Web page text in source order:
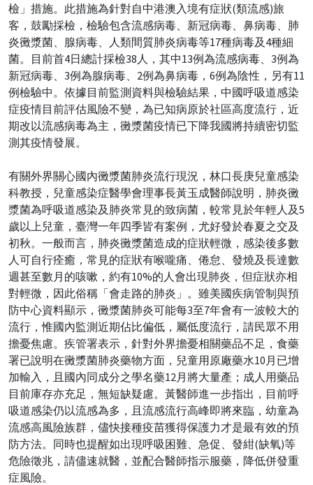
檢」措施。此措施為針對自中港澳入境有症狀(類流感)旅
客，鼓勵採檢，檢驗包含流感病毒、新冠病毒、鼻病毒、肺
炎黴漿菌、腺病毒、人類間質肺炎病毒等17種病毒及4種細
菌。目前首4日總計採檢38人，其中13例為流感病毒、3例為
新冠病毒、3例為腺病毒、2例為鼻病毒，6例為陰性，另有11
例檢驗中。依據目前監測資料與檢驗結果，中國呼吸道感染
症疫情目前評估風險不變，為已知病原於社區高度流行，近
期改以流感病毒為主，黴漿菌疫情已下降我國將持續密切監
測其疫情發展。
有關外界關心國內黴漿菌肺炎流行現況，林口長庚兒童感染
科教授，兒童感染症醫學會理事長黃玉成醫師說明，肺炎黴
漿菌為呼吸道感染及肺炎常見的致病菌，較常見於年輕人及5
歲以上兒童，臺灣一年四季皆有案例，尤好發於春夏之交及
初秋。一般而言，肺炎黴漿菌造成的症狀輕微，感染後多數
人可自行痊癒，常見的症狀有喉嚨痛、倦怠、發燒及長達數
週甚至數月的咳嗽，約有10%的人會出現肺炎，但症狀亦相
對輕微，因此俗稱「會走路的肺炎」。雖美國疾病管制與預
防中心資料顯示，黴漿菌肺炎可能每3至7年會有一波較大的
流行，惟國內監測近期佔比偏低，屬低度流行，請民眾不用
擔憂焦慮。疾管署表示，針對外界擔憂相關藥品不足，食藥
署已說明在黴漿菌肺炎藥物方面，兒童用原廠藥水10月已增
加輸入，且國內同成分之學名藥12月將大量產；成人用藥品
目前庫存亦充足，無短缺疑慮。黃醫師進一步指出，目前呼
吸道感染仍以流感為多，且流感流行高峰即將來臨，幼童為
流感高風險族群，儘快接種疫苗獲得保護力才是最有效的預
防方法。同時也提醒如出現呼吸困難、急促、發紺(缺氧)等
危險徵兆，請儘速就醫，並配合醫師指示服藥，降低併發重
症風險。